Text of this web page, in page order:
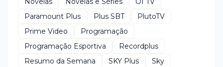
Paramount Plus
Plus SBT
PlutoTV
Prime Video
Programação
Programação Esportiva
Recordplus
Resumo da Semana
SKY Plus
Sky